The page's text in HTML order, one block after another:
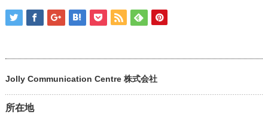
Jolly Communication Centre 株式会社
所在地